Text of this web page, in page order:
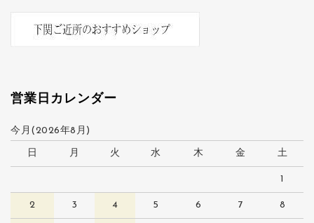
営業日カレンダー
今月(2026年8月)
日 月 火 水 木 金 土
1
2 3 4 5 6 7 8